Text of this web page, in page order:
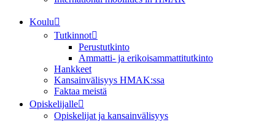
Koulu
Tutkinnot
Perustutkinto
Ammatti- ja erikoisammattitutkinto
Hankkeet
Kansainvälisyys HMAK:ssa
Faktaa meistä
Opiskelijalle
Opiskelijat ja kansainvälisyys